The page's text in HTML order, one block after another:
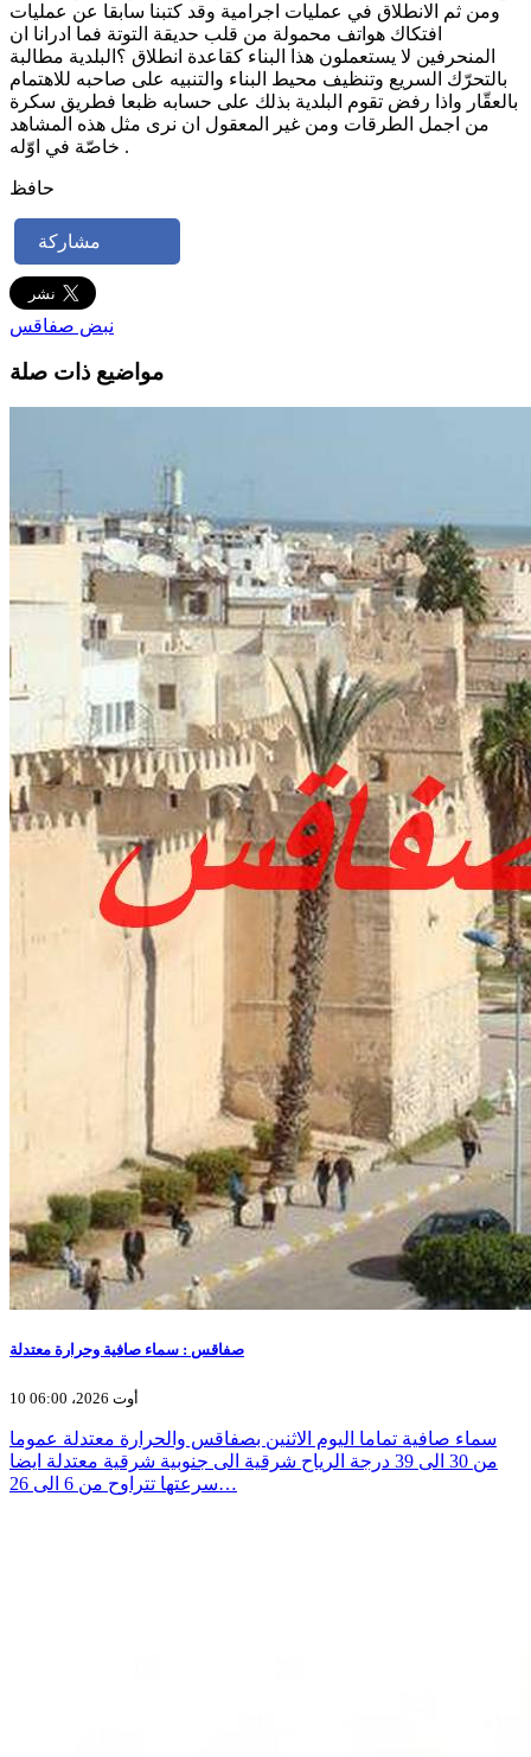
ومن ثم الانطلاق في عمليات اجرامية وقد كتبنا سابقا عن عمليات
افتكاك هواتف محمولة من قلب حديقة التوتة فما ادرانا ان
المنحرفين لا يستعملون هذا البناء كقاعدة انطلاق ؟البلدية مطالبة
بالتحرّك السريع وتنظيف محيط البناء والتنبيه على صاحبه للاهتمام
بالعقّار واذا رفض تقوم البلدية بذلك على حسابه ظبعا فطريق سكرة
من اجمل الطرقات ومن غير المعقول ان نرى مثل هذه المشاهد
خاصّة في اوّله .
حافظ
مشاركة
نبض صفاقس
مواضيع ذات صلة
صفاقس : سماء صافية وحرارة معتدلة
10 أوت 2026، 06:00
سماء صافية تماما اليوم الاثنين بصفاقس والحرارة معتدلة عموما
من 30 الى 39 درجة الرياح شرقية الى جنوبية شرقية معتدلة ايضا
سرعتها تتراوح من 6 الى 26…